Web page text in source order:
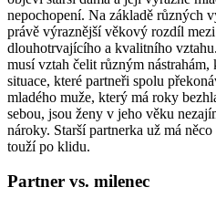
nepochopení. Na základě různých
právě výraznější věkový rozdíl
dlouhotrvajícího a kvalitního
musí vztah čelit různým
situace, které partneři spolu
mladého muže, který má roky
sebou, jsou ženy v jeho věku
nároky. Starší partnerka už má
touží po klidu.
Partner vs. milenec